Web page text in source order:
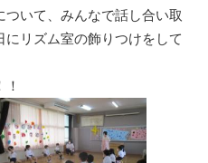
いて、みんなで話し合い取
にリズム室の飾りつけをして